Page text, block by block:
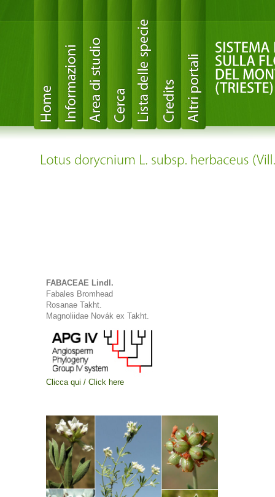
FABACEAE Lindl.
Fabales Bromhead
Rosanae Takht.
Magnoliidae Novák ex Takht.
Clicca qui / Click here